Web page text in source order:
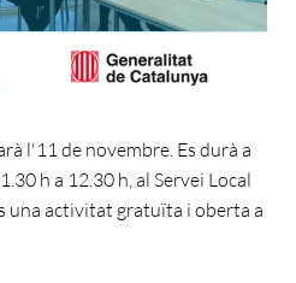
l'11 de novembre. Es durà a
h a 12.30 h, al Servei Local
una activitat gratuïta i oberta a